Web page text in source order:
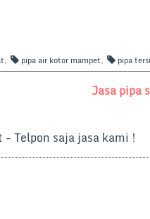
, pipa air kotor mampet, pipa
Jasa pipa
Telpon saja jasa kami !